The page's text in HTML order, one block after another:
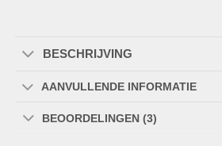
BESCHRIJVING
AANVULLENDE INFORMATIE
BEOORDELINGEN (3)